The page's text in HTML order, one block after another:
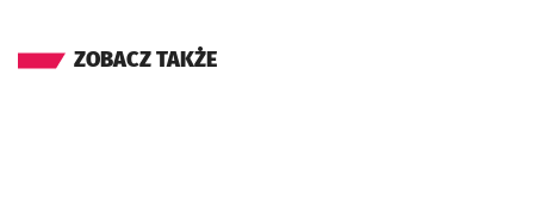
ZOBACZ TAKŻE